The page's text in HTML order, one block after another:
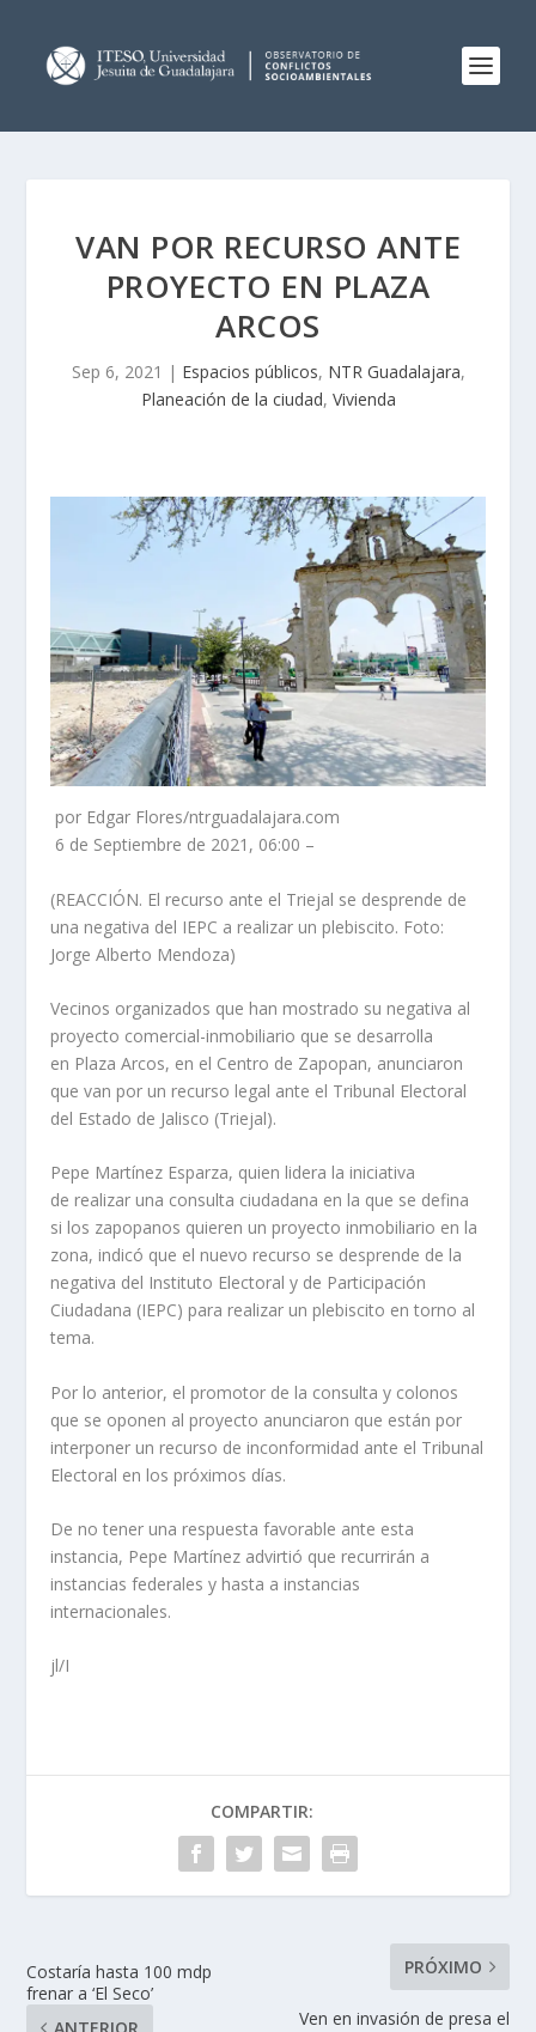
VAN POR RECURSO ANTE
PROYECTO EN PLAZA
ARCOS
Sep 6, 2021 | Espacios públicos, NTR Guadalajara,
Planeación de la ciudad, Vivienda
por Edgar Flores/ntrguadalajara.com
6 de Septiembre de 2021, 06:00 –
(REACCIÓN. El recurso ante el Triejal se desprende de
una negativa del IEPC a realizar un plebiscito. Foto:
Jorge Alberto Mendoza)
Vecinos organizados que han mostrado su negativa al
proyecto comercial-inmobiliario que se desarrolla
en Plaza Arcos, en el Centro de Zapopan, anunciaron
que van por un recurso legal ante el Tribunal Electoral
del Estado de Jalisco (Triejal).
Pepe Martínez Esparza, quien lidera la iniciativa
de realizar una consulta ciudadana en la que se defina
si los zapopanos quieren un proyecto inmobiliario en la
zona, indicó que el nuevo recurso se desprende de la
negativa del Instituto Electoral y de Participación
Ciudadana (IEPC) para realizar un plebiscito en torno al
tema.
Por lo anterior, el promotor de la consulta y colonos
que se oponen al proyecto anunciaron que están por
interponer un recurso de inconformidad ante el Tribunal
Electoral en los próximos días.
De no tener una respuesta favorable ante esta
instancia, Pepe Martínez advirtió que recurrirán a
instancias federales y hasta a instancias
internacionales.
jl/I
COMPARTIR:
Costaría hasta 100 mdp
frenar a ‘El Seco’
PRÓXIMO
Ven en invasión de presa el